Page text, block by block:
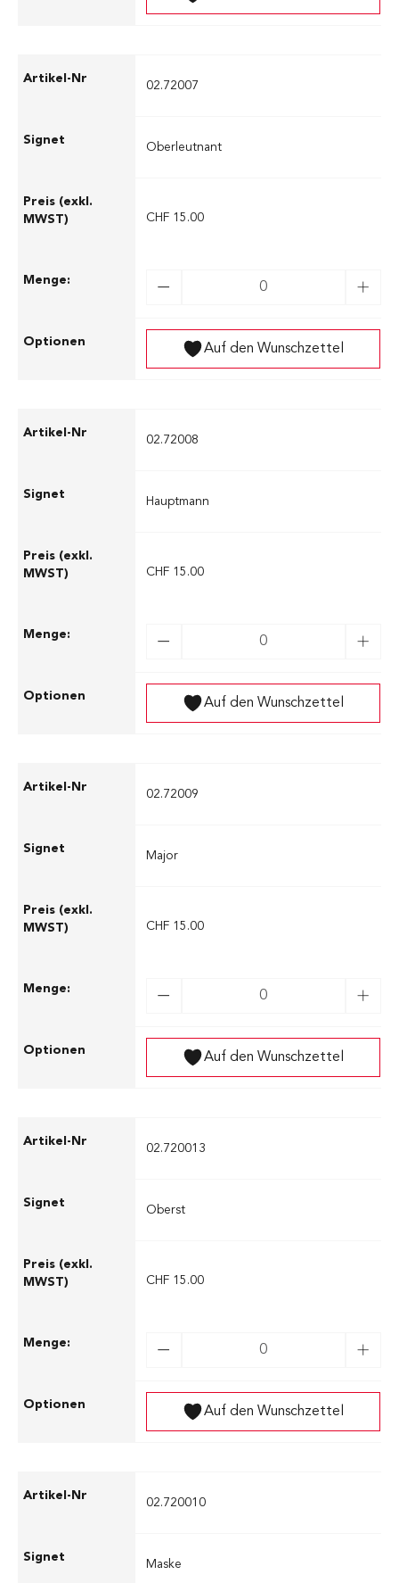
02.72007
Oberleutnant
CHF 15.00
Auf den Wunschzettel
02.72008
Hauptmann
CHF 15.00
Auf den Wunschzettel
02.72009
Major
CHF 15.00
Auf den Wunschzettel
02.720013
Oberst
CHF 15.00
Auf den Wunschzettel
02.720010
Maske